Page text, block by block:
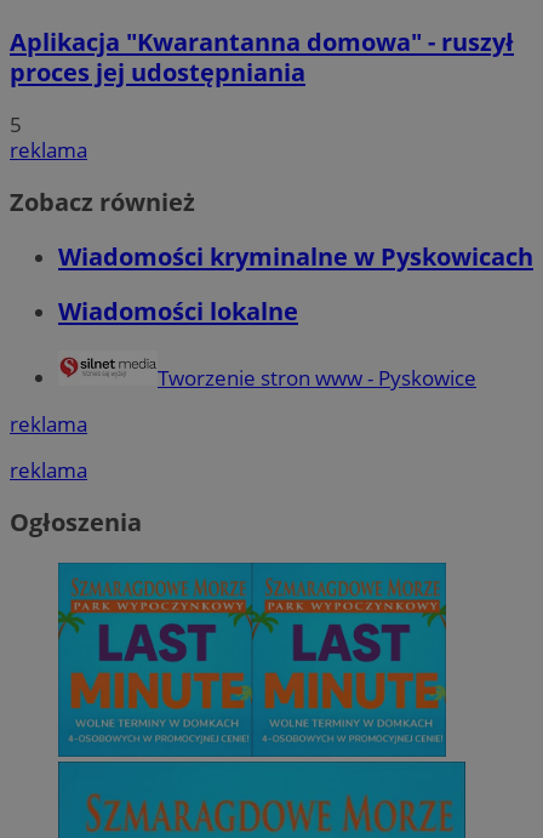
Aplikacja "Kwarantanna domowa" - ruszył
proces jej udostępniania
5
reklama
Zobacz również
Wiadomości kryminalne w Pyskowicach
Wiadomości lokalne
Tworzenie stron www - Pyskowice
reklama
reklama
Ogłoszenia